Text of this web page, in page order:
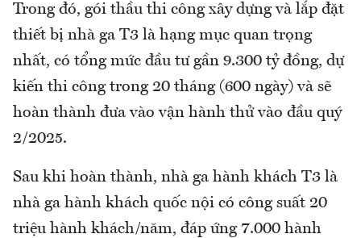
Trong đó, gói thầu thi công xây dựng và lắp đặt
thiết bị nhà ga T3 là hạng mục quan trọng
nhất, có tổng mức đầu tư gần 9.300 tỷ đồng, dự
kiến thi công trong 20 tháng (600 ngày) và sẽ
hoàn thành đưa vào vận hành thử vào đầu quý
2/2025.
Sau khi hoàn thành, nhà ga hành khách T3 là
nhà ga hành khách quốc nội có công suất 20
triệu hành khách/năm, đáp ứng 7.000 hành